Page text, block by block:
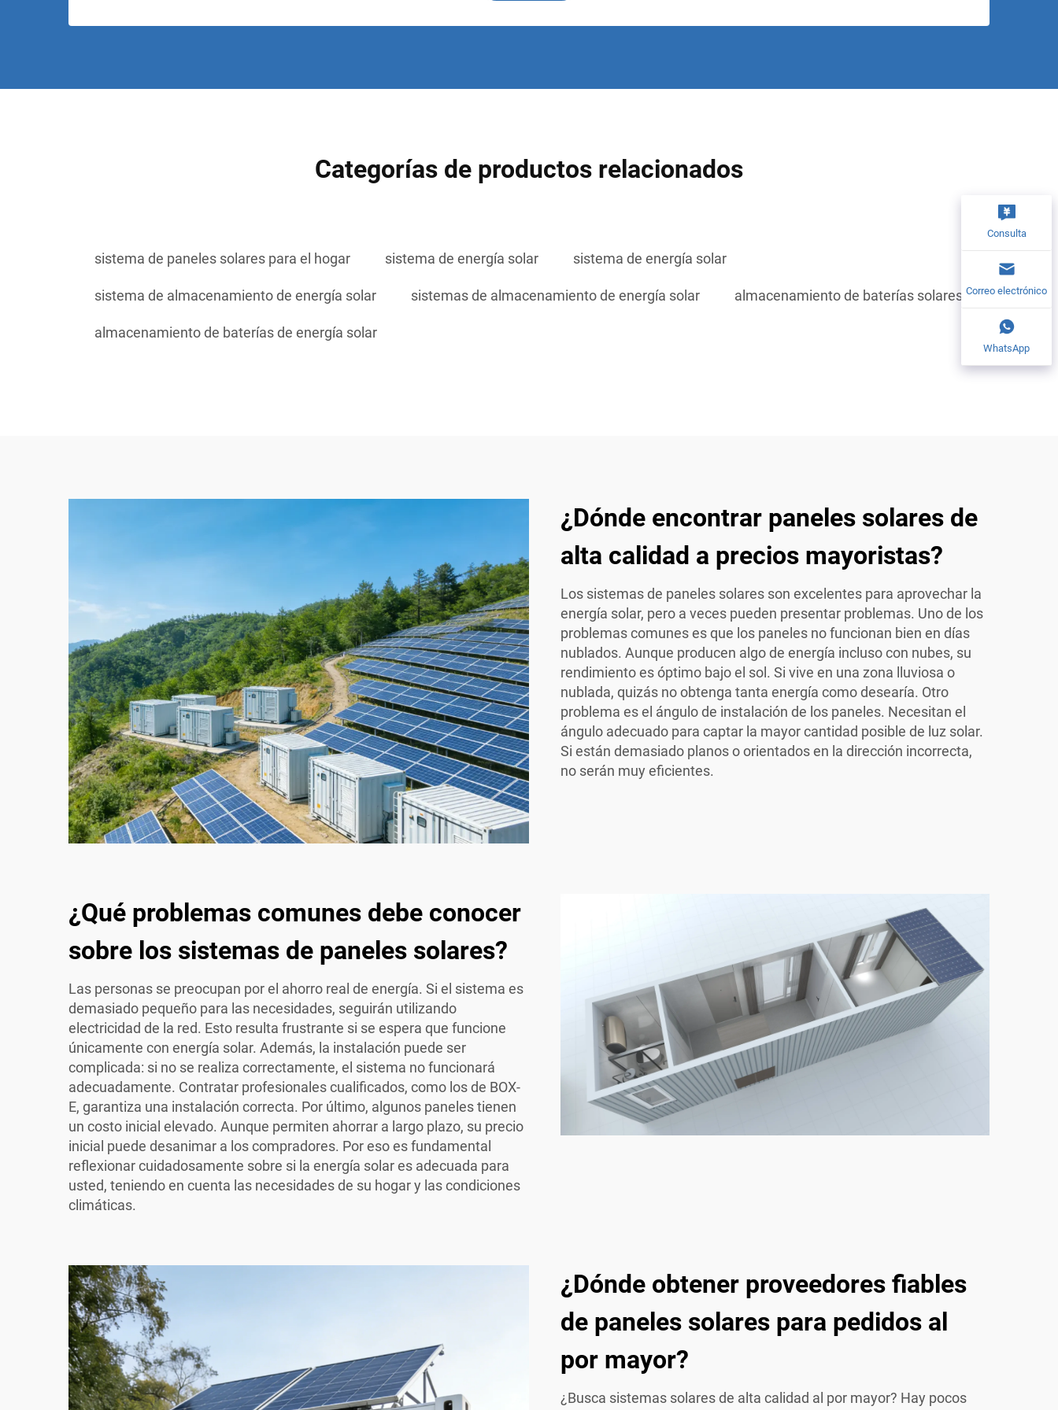
Categorías de productos relacionados
sistema de paneles solares para el hogar sistema de energía solar sistema de energía solar
sistema de almacenamiento de energía solar sistemas de almacenamiento de energía solar almacenamiento de baterías solares
almacenamiento de baterías de energía solar
¿Dónde encontrar paneles solares de
alta calidad a precios mayoristas?
Los sistemas de paneles solares son excelentes para aprovechar la
energía solar, pero a veces pueden presentar problemas. Uno de los
problemas comunes es que los paneles no funcionan bien en días
nublados. Aunque producen algo de energía incluso con nubes, su
rendimiento es óptimo bajo el sol. Si vive en una zona lluviosa o
nublada, quizás no obtenga tanta energía como desearía. Otro
problema es el ángulo de instalación de los paneles. Necesitan el
ángulo adecuado para captar la mayor cantidad posible de luz solar.
Si están demasiado planos o orientados en la dirección incorrecta,
no serán muy eficientes.
¿Qué problemas comunes debe conocer
sobre los sistemas de paneles solares?
Las personas se preocupan por el ahorro real de energía. Si el sistema es
demasiado pequeño para las necesidades, seguirán utilizando
electricidad de la red. Esto resulta frustrante si se espera que funcione
únicamente con energía solar. Además, la instalación puede ser
complicada: si no se realiza correctamente, el sistema no funcionará
adecuadamente. Contratar profesionales cualificados, como los de BOX-
E, garantiza una instalación correcta. Por último, algunos paneles tienen
un costo inicial elevado. Aunque permiten ahorrar a largo plazo, su precio
inicial puede desanimar a los compradores. Por eso es fundamental
reflexionar cuidadosamente sobre si la energía solar es adecuada para
usted, teniendo en cuenta las necesidades de su hogar y las condiciones
climáticas.
¿Dónde obtener proveedores fiables
de paneles solares para pedidos al
por mayor?
¿Busca sistemas solares de alta calidad al por mayor? Hay pocos
Consulta
Correo electrónico
WhatsApp